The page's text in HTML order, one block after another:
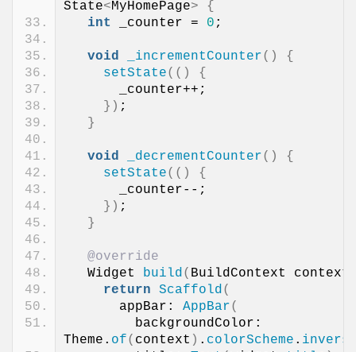
State<MyHomePage>
{
int
_counter = 0 ;
void _incrementCounter()
{
setState(()
{
      _counter++;
}) ;
}
void _decrementCounter()
{
setState(()
{
      _counter--;
}) ;
}
@override
  Widget
build( BuildContext context
return
Scaffold(
      appBar:
AppBar(
        backgroundColor:
Theme. of( context ) . colorScheme .